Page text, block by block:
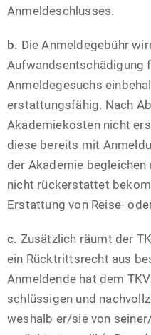
Anmeldeschlusses.
b. Die Anmeldegebühr
Aufwandsentschädigung
Anmeldegesuchs
erstattungsfähig. Nach
Akademiekosten nicht
diese bereits mit
der Akademie
nicht rückerstattet
Erstattung von Reise-
c. Zusätzlich räumt der
ein Rücktrittsrecht aus
Anmeldende hat dem
schlüssigen und
weshalb er/sie von